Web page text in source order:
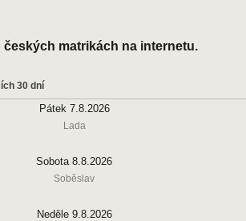
českých matrikách na internetu.
30 dní
Pátek 7.8.2026
Lada
Sobota 8.8.2026
Soběslav
Neděle 9.8.2026